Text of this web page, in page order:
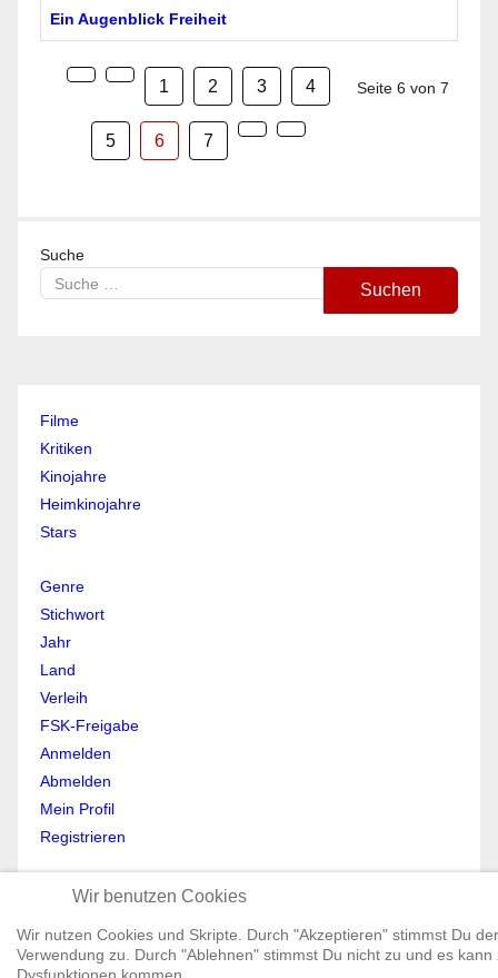
Ein Augenblick Freiheit
Seite 6 von 7
1 2 3 4
5 6 7
Suche
Suchen
Filme
Kritiken
Kinojahre
Heimkinojahre
Stars
Genre
Stichwort
Jahr
Land
Verleih
FSK-Freigabe
Anmelden
Abmelden
Mein Profil
Registrieren
Impressum
Datenschutz
AGB
Wir benutzen Cookies
Wir nutzen Cookies und Skripte. Durch "Akzeptieren" stimmst Du der
Verwendung zu. Durch "Ablehnen" stimmst Du nicht zu und es kann